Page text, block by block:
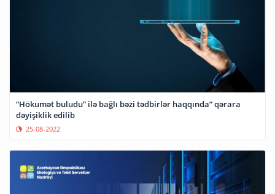
“Hökumət buludu” ilə bağlı bəzi tədbirlər haqqında” qərara
dəyişiklik edilib
25-08-2022